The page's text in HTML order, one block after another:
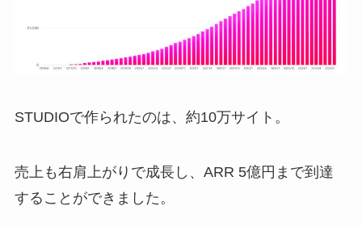
STUDIOで作られたのは、約10万サイト。
売上も右肩上がりで成長し、ARR 5億円まで到達
することができました。